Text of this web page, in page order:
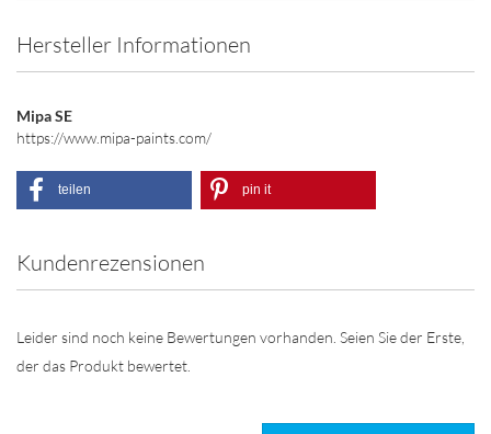
Hersteller Informationen
Mipa SE
https://www.mipa-paints.com/
teilen pin it
Kundenrezensionen
Leider sind noch keine Bewertungen vorhanden. Seien Sie der Erste,
der das Produkt bewertet.